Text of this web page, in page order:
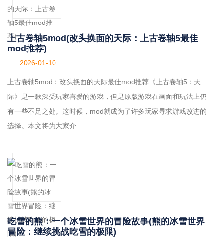
上古卷轴5mod(改头换面的天际：上古卷轴5最佳
mod推荐)
2026-01-10
上古卷轴5mod：改头换面的天际最佳mod推荐《上古卷轴5：天
际》是一款深受玩家喜爱的游戏，但是原版游戏在画面和玩法上仍
有一些不足之处。这时候，mod就成为了许多玩家寻求游戏改进的
选择。本文将为大家介...
吃雪的熊：一个冰雪世界的冒险故事(熊的冰雪世界
冒险：继续挑战吃雪的极限)